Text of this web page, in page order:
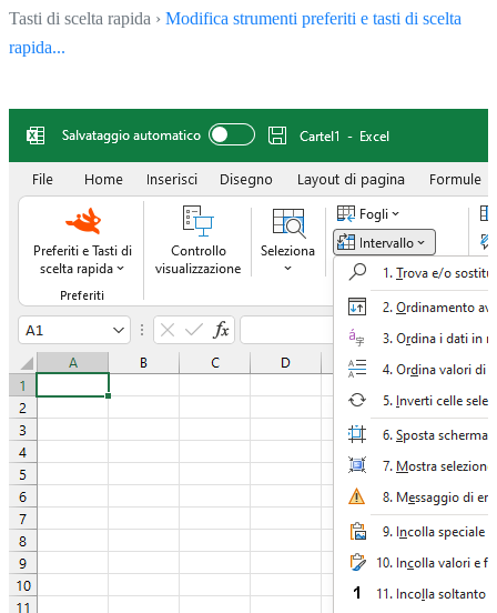
Tasti di scelta rapida › Modifica strumenti preferiti e tasti di scelta
rapida...